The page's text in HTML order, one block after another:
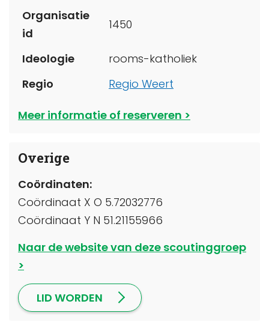
Organisatie
id
1450
Ideologie
rooms-katholiek
Regio
Regio Weert
Meer informatie of reserveren
Overige
Coördinaten:
Coördinaat X O 5.72032776
Coördinaat Y N 51.21155966
Naar de website van deze scoutinggroep
LID WORDEN